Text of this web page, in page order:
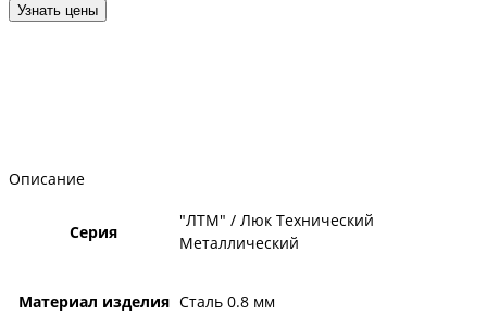
Узнать цены
Описание
Серия
"ЛТМ" / Люк Технический
Металлический
Материал изделия Сталь 0.8 мм